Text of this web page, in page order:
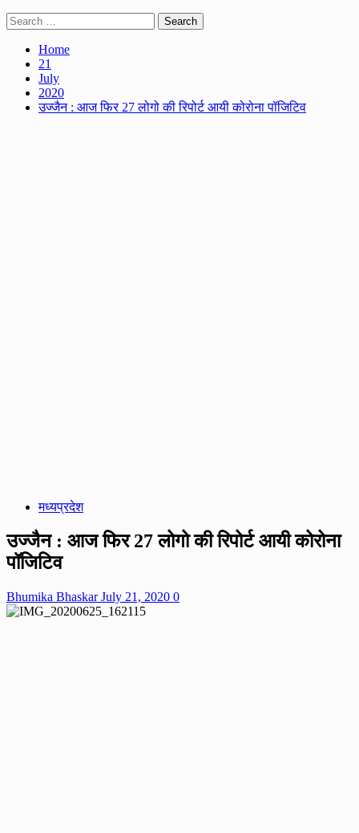
Search
for:
Home
21
July
2020
उज्जैन : आज फिर 27 लोगो की रिपोर्ट आयी कोरोना पॉजिटिव
मध्यप्रदेश
उज्जैन : आज फिर 27 लोगो की रिपोर्ट आयी कोरोना
पॉजिटिव
Bhumika BhaskarJuly 21, 2020 0